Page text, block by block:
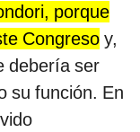
porque
Congreso y,
debería ser
su función. En